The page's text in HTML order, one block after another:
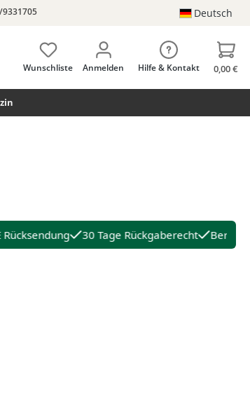
9331705 Deutsch
Wunschliste Anmelden Hilfe & Kontakt 0,00 €
30 Tage Rückgaberecht